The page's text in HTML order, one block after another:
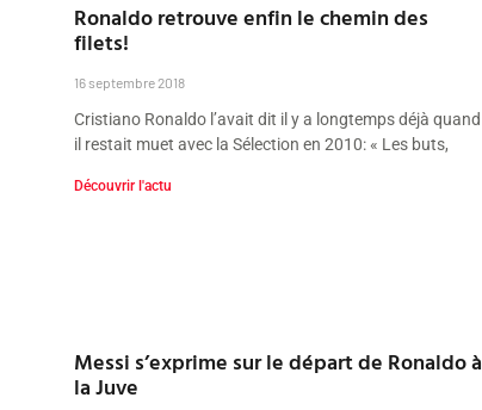
Ronaldo retrouve enfin le chemin des
filets!
16 septembre 2018
Cristiano Ronaldo l’avait dit il y a longtemps déjà quand
il restait muet avec la Sélection en 2010: « Les buts,
Découvrir l'actu
Messi s’exprime sur le départ de Ronaldo à
la Juve